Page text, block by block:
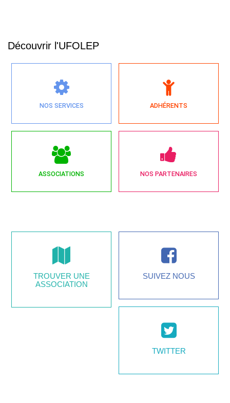
Découvrir l'UFOLEP
NOS SERVICES ADHÉRENTS
ASSOCIATIONS NOS PARTENAIRES
TROUVER UNE
ASSOCIATION
SUIVEZ NOUS
TWITTER